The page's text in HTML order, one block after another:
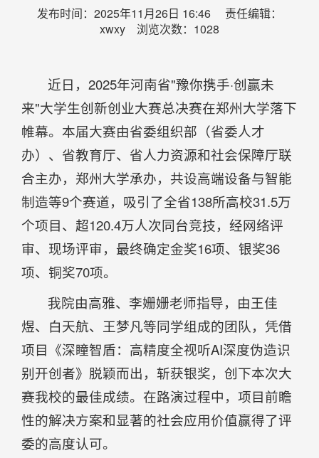
发布时间：2025年11月26日 16:46 责任编辑：
xwxy 浏览次数： 1028
近日，2025年河南省"豫你携手·创赢未
来"大学生创新创业大赛总决赛在郑州大学落下
帷幕。本届大赛由省委组织部（省委人才
办）、省教育厅、省人力资源和社会保障厅联
合主办，郑州大学承办，共设高端设备与智能
制造等9个赛道，吸引了全省138所高校31.5万
个项目、超120.4万人次同台竞技，经网络评
审、现场评审，最终确定金奖16项、银奖36
项、铜奖70项。
我院由高雅、李姗姗老师指导，由王佳
煜、白天航、王梦凡等同学组成的团队，凭借
项目《深瞳智盾：高精度全视听AI深度伪造识
别开创者》脱颖而出，斩获银奖，创下本次大
赛我校的最佳成绩。在路演过程中，项目前瞻
性的解决方案和显著的社会应用价值赢得了评
委的高度认可。